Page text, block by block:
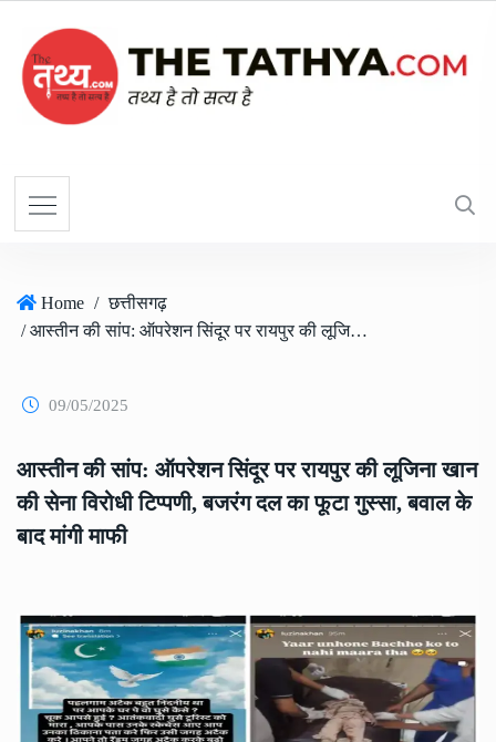
Home / छत्तीसगढ़
/ आस्तीन की सांप: ऑपरेशन सिंदूर पर रायपुर की लूजिना खान की सेना विरोधी टिप्पणी, बजरंग दल का फूटा गुस्सा, बवाल के बाद मांगी माफी
09/05/2025
आस्तीन की सांप: ऑपरेशन सिंदूर पर रायपुर की लूजिना खान
की सेना विरोधी टिप्पणी, बजरंग दल का फूटा गुस्सा, बवाल के
बाद मांगी माफी